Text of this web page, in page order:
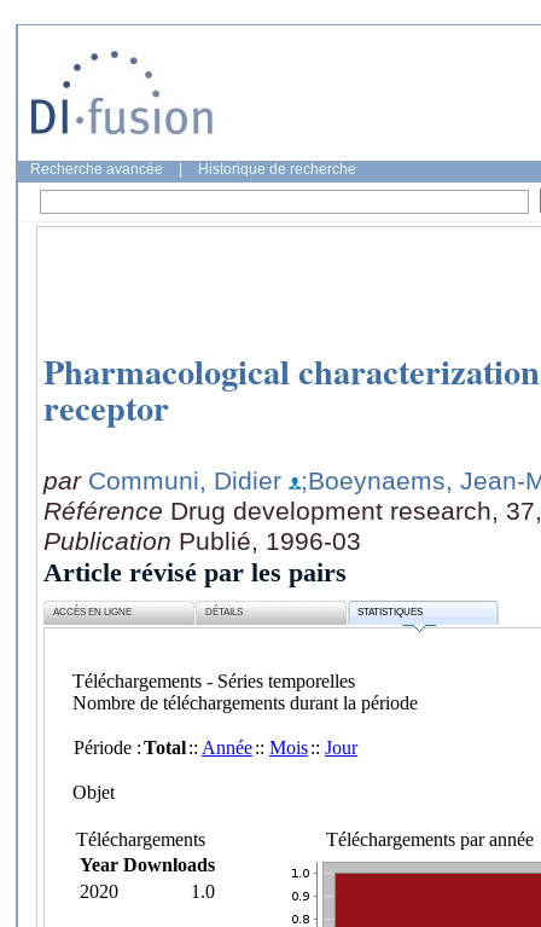
Recherche avancée Historique de recherche
Pharmacological
receptor
par Communi, Didier
;Boeynaems, Jean-
Référence Drug development research,
Publication Publié, 1996-03
Article révisé par les pairs
ACCÈS EN LIGNE DÉTAILS STATISTIQUES